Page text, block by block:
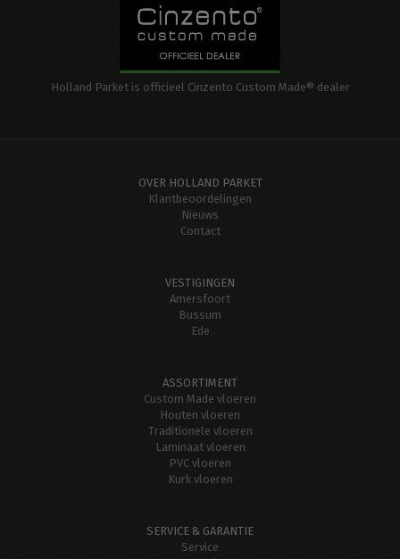
Holland Parket is officieel Cinzento Custom Made® dealer
OVER HOLLAND PARKET
Klantbeoordelingen
Nieuws
Contact
VESTIGINGEN
Amersfoort
Bussum
Ede
ASSORTIMENT
Custom Made vloeren
Houten vloeren
Traditionele vloeren
Laminaat vloeren
PVC vloeren
Kurk vloeren
SERVICE & GARANTIE
Service